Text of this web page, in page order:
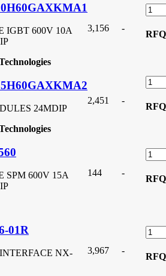
IGBT 600V 10A
3,156 -
RFQ
24MDIP
2,451 -
RFQ
SPM 600V 15A
144 -
RFQ
01R
NX-
3,967 -
RFQ